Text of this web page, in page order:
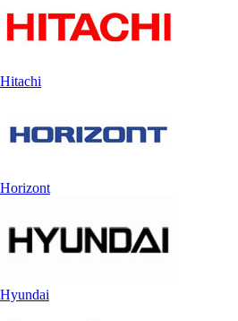
Hitachi
Horizont
Hyundai